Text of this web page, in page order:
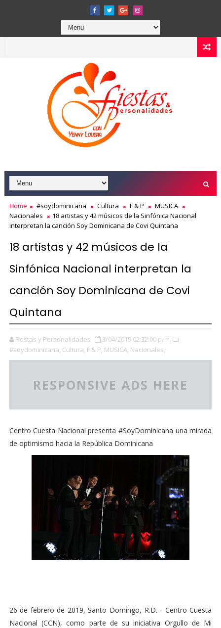
Home #soydominicana Cultura F & P
MUSICA
Nacionales
18 artistas y 42 músicos de la Sinfónica Nacional
interpretan la canción Soy Dominicana de Covi Quintana
18 artistas y 42 músicos de la
Sinfónica Nacional interpretan la
canción Soy Dominicana de Covi
Quintana
Fiestas y Personalidades
3/04/2019 02:32:00 p. m.
#soydominicana, Cultura, F & P, MUSICA, Nacionales,
RESPONSIVE ADS HERE
Centro Cuesta Nacional presenta #SoyDominicana una mirada
de optimismo hacia la República Dominicana
26 de febrero de 2019, Santo Domingo, R.D. - Centro Cuesta
Nacional (CCN), como parte de su iniciativa Orgullo de Mi